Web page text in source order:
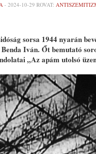
- 2024-10-29 ROVAT:
sorsa 1944 nyarán
Iván. Őt bemutató
„Az apám utolsó